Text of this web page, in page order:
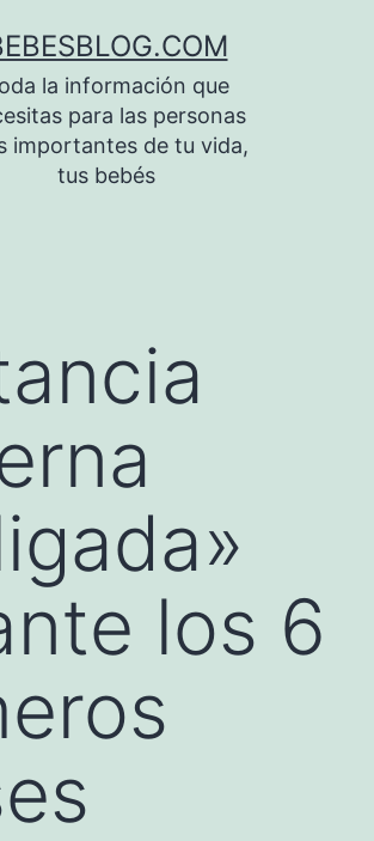
la información que
para las personas
importantes de tu vida,
tus bebés
los 6